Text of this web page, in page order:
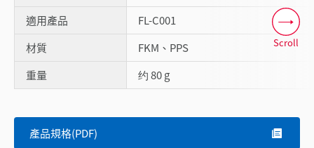
適用產品
FL-C001
材質
FKM、PPS
重量
约 80 g
Scroll
產品規格(PDF)